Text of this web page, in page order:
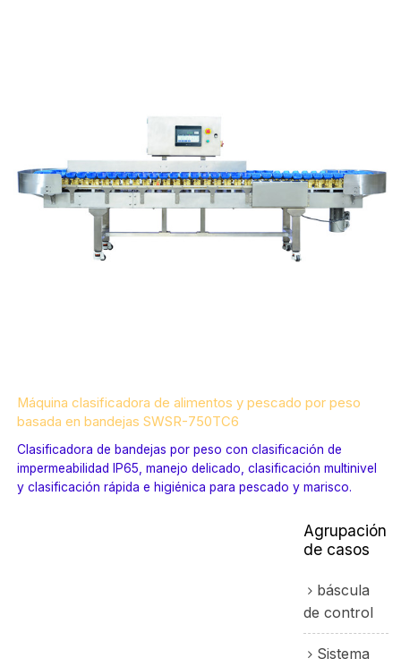
Máquina clasificadora de alimentos y pescado por peso
basada en bandejas SWSR-750TC6
Clasificadora de bandejas por peso con clasificación de
impermeabilidad IP65, manejo delicado, clasificación multinivel
y clasificación rápida e higiénica para pescado y marisco.
Agrupación
de casos
báscula
de control
Sistema